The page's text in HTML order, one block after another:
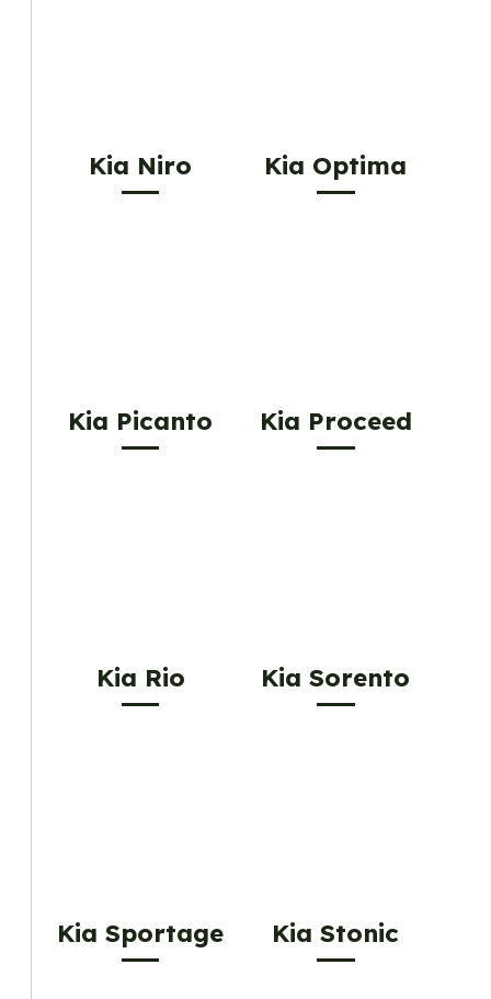
Kia Niro Kia Optima
Kia Picanto Kia Proceed
Kia Rio Kia Sorento
Kia Sportage Kia Stonic